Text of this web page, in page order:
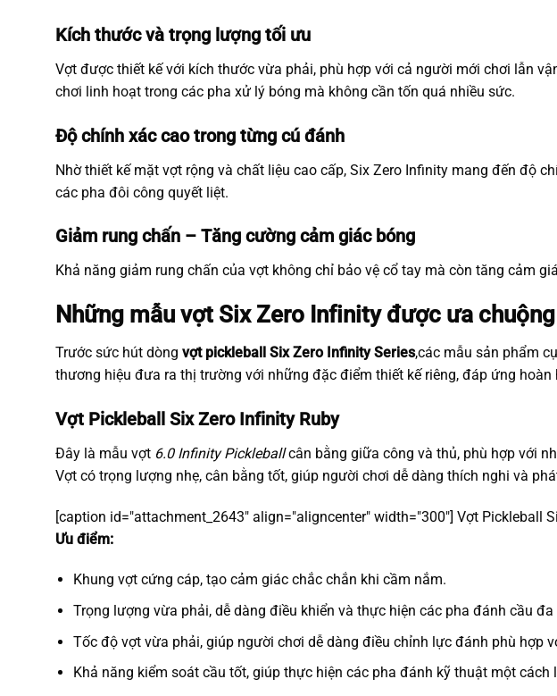
Kích thước và trọng lượng tối ưu
Vợt được thiết kế với kích thước vừa phải, phù hợp với cả người mới chơi lẫn
chơi linh hoạt trong các pha xử lý bóng mà không cần tốn quá nhiều sức.
Độ chính xác cao trong từng cú đánh
Nhờ thiết kế mặt vợt rộng và chất liệu cao cấp, Six Zero Infinity mang đến độ
các pha đôi công quyết liệt.
Giảm rung chấn – Tăng cường cảm giác bóng
Khả năng giảm rung chấn của vợt không chỉ bảo vệ cổ tay mà còn tăng cảm
Những mẫu vợt Six Zero Infinity được ưa
Trước sức hút dòng vợt pickleball Six Zero Infinity Series,các mẫu sản phẩm
thương hiệu đưa ra thị trường với những đặc điểm thiết kế riêng, đáp ứng
Vợt Pickleball Six Zero Infinity Ruby
Đây là mẫu vợt 6.0 Infinity Pickleballcân bằng giữa công và thủ, phù hợp với
Vợt có trọng lượng nhẹ, cân bằng tốt, giúp người chơi dễ dàng thích nghi và
[caption id="attachment_2643" align="aligncenter" width="300"] Vợt Pickleball
Ưu điểm:
Khung vợt cứng cáp, tạo cảm giác chắc chắn khi cầm nắm.
Trọng lượng vừa phải, dễ dàng điều khiển và thực hiện các pha đánh cầu đa
Tốc độ vợt vừa phải, giúp người chơi dễ dàng điều chỉnh lực đánh phù hợp
Khả năng kiểm soát cầu tốt, giúp thực hiện các pha đánh kỹ thuật một cách